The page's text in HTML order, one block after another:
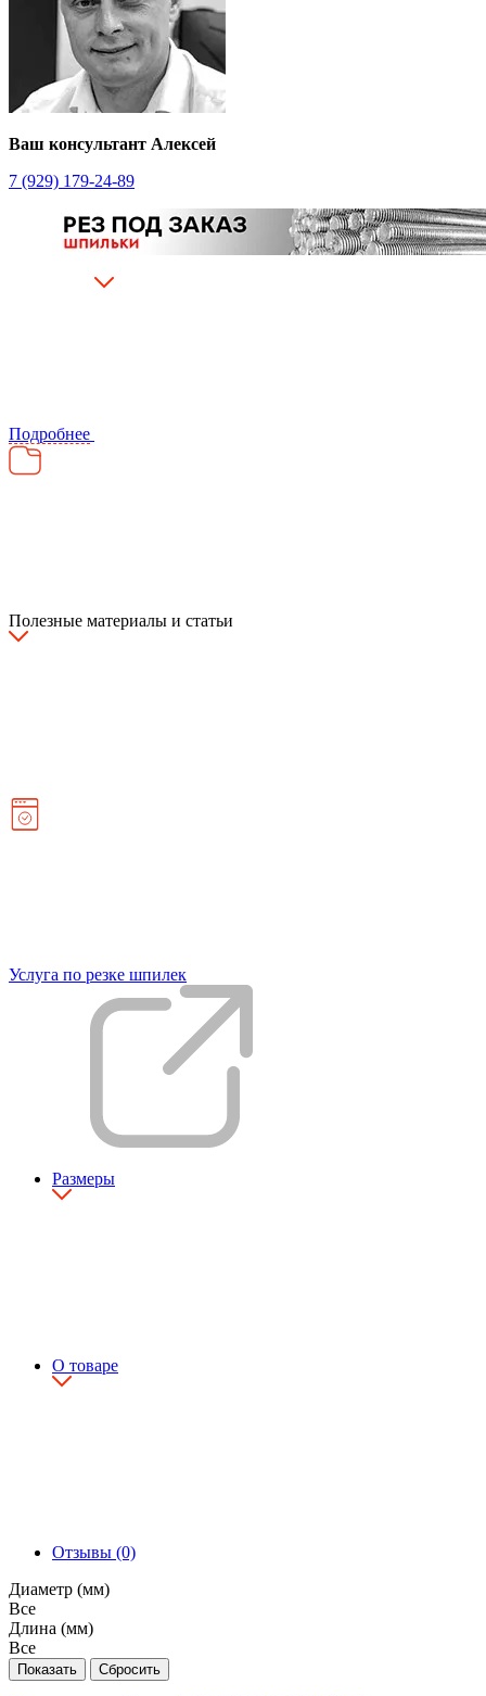
Ваш консультант Алексей
7 (929) 179-24-89
Подробнее
Полезные материалы и статьи
Услуга по резке шпилек
Размеры
О товаре
Отзывы (0)
Диаметр (мм)
Все
Длина (мм)
Все